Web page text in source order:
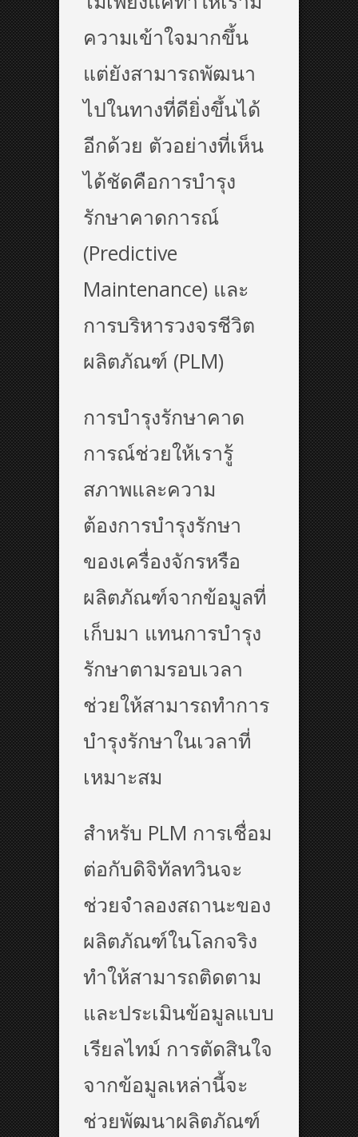
ความเข้าใจมากขึ้น
แต่ยังสามารถพัฒนา
ไปในทางที่ดียิ่งขึ้นได้
อีกด้วย ตัวอย่างที่เห็น
ได้ชัดคือการบำรุง
รักษาคาดการณ์
(Predictive
Maintenance) และ
การบริหารวงจรชีวิต
ผลิตภัณฑ์ (PLM)
การบำรุงรักษาคาด
การณ์ช่วยให้เรารู้
สภาพและความ
ต้องการบำรุงรักษา
ของเครื่องจักรหรือ
ผลิตภัณฑ์จากข้อมูลที่
เก็บมา แทนการบำรุง
รักษาตามรอบเวลา
ช่วยให้สามารถทำการ
บำรุงรักษาในเวลาที่
เหมาะสม
สำหรับ PLM การเชื่อม
ต่อกับดิจิทัลทวินจะ
ช่วยจำลองสถานะของ
ผลิตภัณฑ์ในโลกจริง
ทำให้สามารถติดตาม
และประเมินข้อมูลแบบ
เรียลไทม์ การตัดสินใจ
จากข้อมูลเหล่านี้จะ
ช่วยพัฒนาผลิตภัณฑ์